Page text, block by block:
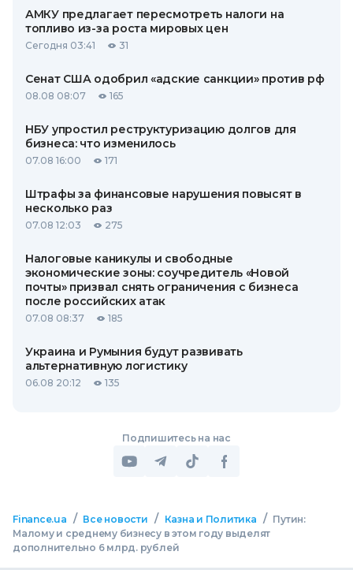
АМКУ предлагает пересмотреть налоги на
топливо из-за роста мировых цен
Сегодня 03:41 31
Сенат США одобрил «адские санкции» против рф
08.08 08:07 165
НБУ упростил реструктуризацию долгов для
бизнеса: что изменилось
07.08 16:00 171
Штрафы за финансовые нарушения повысят в
несколько раз
07.08 12:03 275
Налоговые каникулы и свободные
экономические зоны: соучредитель «Новой
почты» призвал снять ограничения с бизнеса
после российских атак
07.08 08:37 185
Украина и Румыния будут развивать
альтернативную логистику
06.08 20:12 135
Подпишитесь на нас
Finance.ua / Все новости / Казна и Политика / Путин:
Малому и среднему бизнесу в этом году выделят
дополнительно 6 млрд. рублей